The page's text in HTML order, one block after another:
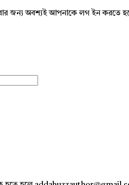
জন্য অবশ্যই আপনাকে লগ ইন করতে